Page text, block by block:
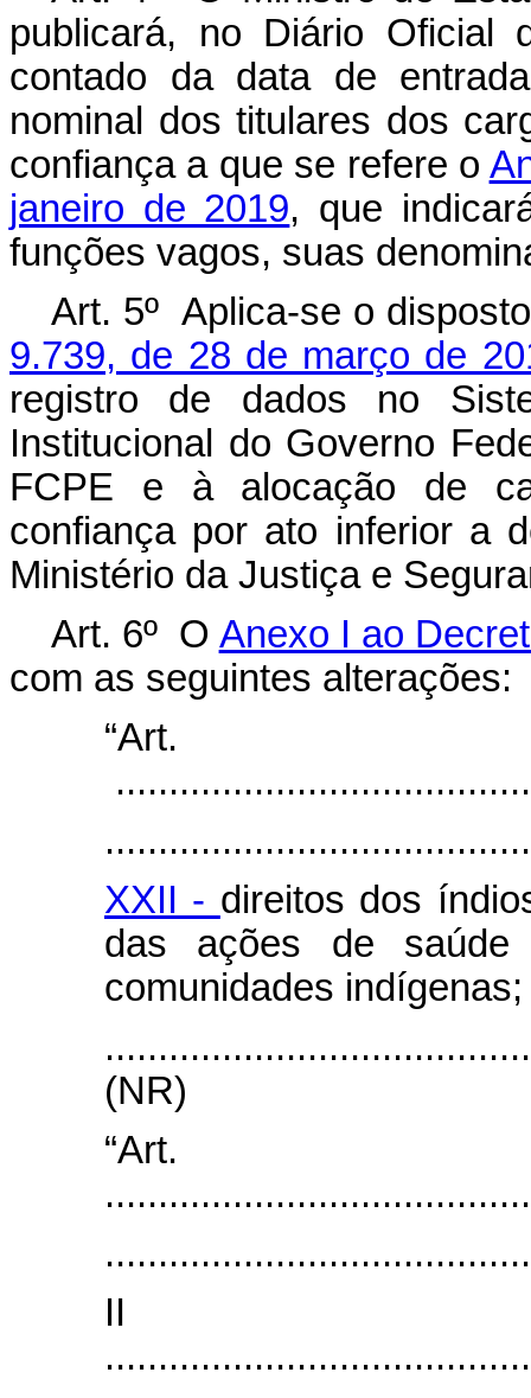
publicará, no Diário Oficial
contado da data de
nominal dos titulares dos
confiança a que se refere o
janeiro de 2019, que
funções vagos, suas
Art. 5º Aplica-se o
9.739, de 28 de março de
registro de dados no
Institucional do Governo
FCPE e à alocação de
confiança por ato inferior a
Ministério da Justiça e
Art. 6º O Anexo I ao
com as seguintes alterações:
XXII - direitos dos
das ações de saúde
comunidades indígenas;
(NR)